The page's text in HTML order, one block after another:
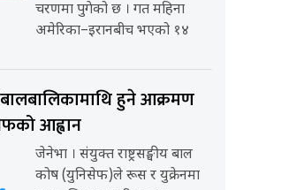
चरणमा पुगेको छ । गत महिना
अमेरिका–इरानबीच भएको १४
हुने आक्रमण
आह्वान
जेनेभा । संयुक्त राष्ट्रसङ्घीय बाल
कोष (युनिसेफ)ले रूस र युक्रेनमा